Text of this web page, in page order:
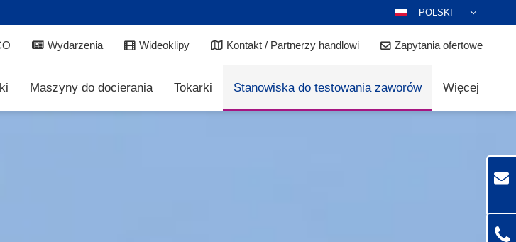
POLSKI
Wydarzenia Wideoklipy Kontakt / Partnerzy handlowi Zapytania ofertowe
Maszyny do docierania Tokarki Stanowiska do testowania zaworów Więcej